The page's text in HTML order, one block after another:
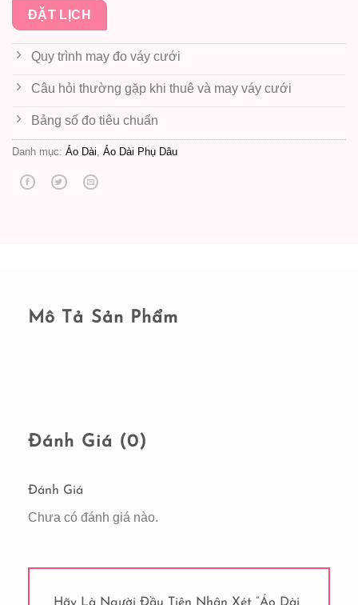
ĐẶT LỊCH
Quy trình may đo váy cưới
Câu hỏi thường gặp khi thuê và may váy cưới
Bảng số đo tiêu chuẩn
Danh mục: Áo Dài Áo Dài Phụ Dâu
Mô Tả Sản Phẩm
Đánh Giá (0)
Đánh Giá
Chưa có đánh giá nào.